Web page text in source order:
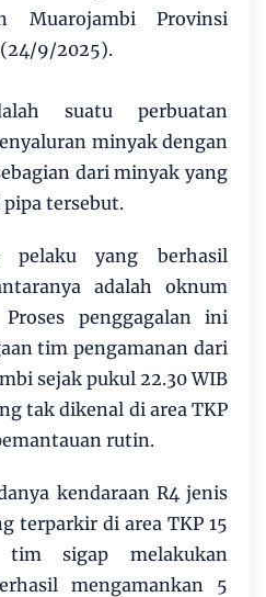
Muarojambi Provinsi
9/2025).
suatu perbuatan
minyak dengan
dari minyak yang
tersebut.
yang berhasil
adalah oknum
penggagalan ini
tim pengamanan dari
sejak pukul 22.30 WIB
tak dikenal di area TKP
rutin.
kendaraan R4 jenis
terparkir di area TKP 15
sigap melakukan
mengamankan 5